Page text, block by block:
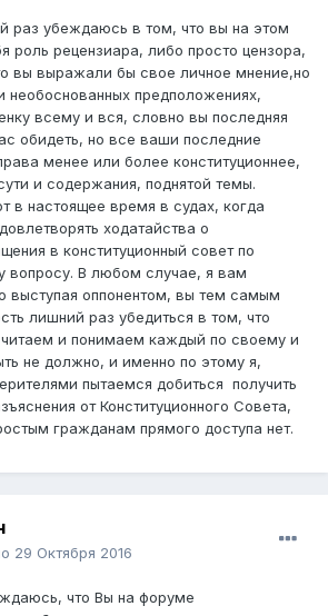
раз убеждаюсь в том, что вы на этом
роль рецензиара, либо просто цензора,
вы выражали бы свое личное мнение,но
необоснованных предположениях,
всему и вся, словно вы последняя
обидеть, но все ваши последние
менее или более конституционнее,
и содержания, поднятой темы.
в настоящее время в судах, когда
ходатайства о
в конституционный совет по
вопросу. В любом случае, я вам
выступая оппонентом, вы тем самым
лишний раз убедиться в том, что
и понимаем каждый по своему и
не должно, и именно по этому я,
пытаемся добиться получить
от Конституционного Совета,
гражданам прямого доступа нет.
29 Октября 2016
что Вы на форуме